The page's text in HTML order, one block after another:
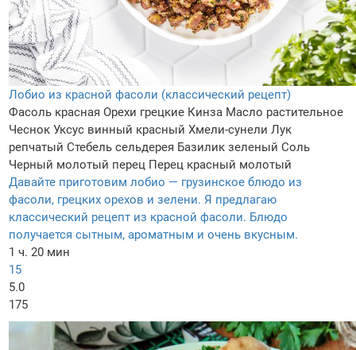
Лобио из красной фасоли (классический рецепт)
Фасоль красная Орехи грецкие Кинза Масло растительное
Чеснок Уксус винный красный Хмели-сунели Лук
репчатый Стебель сельдерея Базилик зеленый Соль
Черный молотый перец Перец красный молотый
Давайте приготовим лобио — грузинское блюдо из
фасоли, грецких орехов и зелени. Я предлагаю
классический рецепт из красной фасоли. Блюдо
получается сытным, ароматным и очень вкусным.
1 ч. 20 мин
15
5.0
175